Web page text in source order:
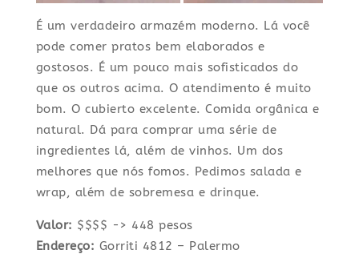
É um verdadeiro armazém moderno. Lá você
pode comer pratos bem elaborados e
gostosos. É um pouco mais sofisticados do
que os outros acima. O atendimento é muito
bom. O cubierto excelente. Comida orgânica e
natural. Dá para comprar uma série de
ingredientes lá, além de vinhos. Um dos
melhores que nós fomos. Pedimos salada e
wrap, além de sobremesa e drinque.
Valor: $$$$ -> 448 pesos
Endereço: Gorriti 4812 – Palermo